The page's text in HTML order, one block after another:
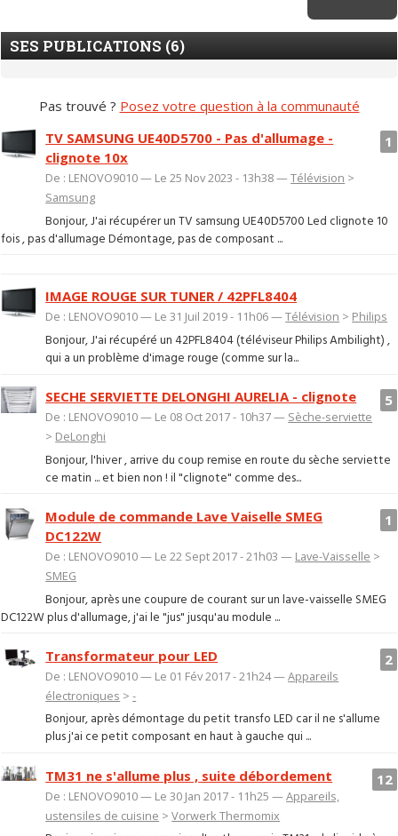
SES PUBLICATIONS (6)
Pas trouvé ? Posez votre question à la communauté
1
TV SAMSUNG UE40D5700 - Pas d'allumage -
clignote 10x
De : LENOVO9010 — Le 25 Nov 2023 - 13h38 —Télévision >
Samsung
Bonjour, J'ai récupérer un TV samsung UE40D5700 Led clignote 10
fois , pas d'allumage Démontage, pas de composant ...
IMAGE ROUGE SUR TUNER / 42PFL8404
De : LENOVO9010 — Le 31 Juil 2019 - 11h06 —Télévision > Philips
Bonjour, J'ai récupéré un 42PFL8404 (téléviseur Philips Ambilight) ,
qui a un problème d'image rouge (comme sur la...
5
SECHE SERVIETTE DELONGHI AURELIA - clignote
De : LENOVO9010 — Le 08 Oct 2017 - 10h37 — Sèche-serviette
> DeLonghi
Bonjour, l'hiver , arrive du coup remise en route du sèche serviette
ce matin ... et bien non ! il "clignote" comme des...
1
Module de commande Lave Vaiselle SMEG
DC122W
De : LENOVO9010 — Le 22 Sept 2017 - 21h03 — Lave-Vaisselle >
SMEG
Bonjour, après une coupure de courant sur un lave-vaisselle SMEG
DC122W plus d'allumage, j'ai le "jus" jusqu'au module ...
2
Transformateur pour LED
De : LENOVO9010 — Le 01 Fév 2017 - 21h24 —Appareils
électroniques >-
Bonjour, après démontage du petit transfo LED car il ne s'allume
plus j'ai ce petit composant en haut à gauche qui ...
12
TM31 ne s'allume plus , suite débordement
De : LENOVO9010 — Le 30 Jan 2017 - 11h25 —Appareils,
ustensiles de cuisine >Vorwerk Thermomix